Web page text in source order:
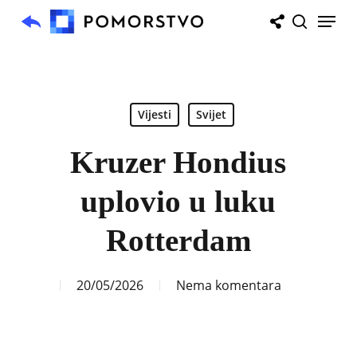
Menu
Vijesti Svijet
Kruzer Hondius
uplovio u luku
Rotterdam
20/05/2026 Nema komentara